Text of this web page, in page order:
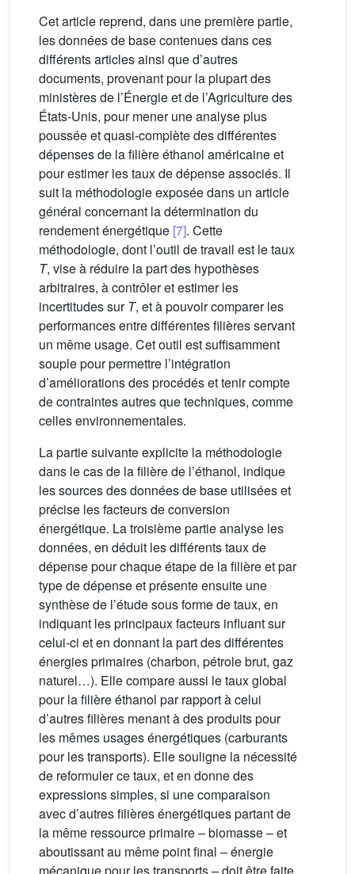
Cet article reprend, dans une première partie,
les données de base contenues dans ces
différents articles ainsi que d’autres
documents, provenant pour la plupart des
ministères de l’Énergie et de l’Agriculture des
États-Unis, pour mener une analyse plus
poussée et quasi-complète des différentes
dépenses de la filière éthanol américaine et
pour estimer les taux de dépense associés. Il
suit la méthodologie exposée dans un article
général concernant la détermination du
rendement énergétique [7]. Cette
méthodologie, dont l’outil de travail est le taux
T, vise à réduire la part des hypothèses
arbitraires, à contrôler et estimer les
incertitudes surT, et à pouvoir comparer les
performances entre différentes filières servant
un même usage. Cet outil est suffisamment
souple pour permettre l’intégration
d’améliorations des procédés et tenir compte
de contraintes autres que techniques, comme
celles environnementales.
La partie suivante explicite la méthodologie
dans le cas de la filière de l’éthanol, indique
les sources des données de base utilisées et
précise les facteurs de conversion
énergétique. La troisième partie analyse les
données, en déduit les différents taux de
dépense pour chaque étape de la filière et par
type de dépense et présente ensuite une
synthèse de l’étude sous forme de taux, en
indiquant les principaux facteurs influant sur
celui-ci et en donnant la part des différentes
énergies primaires (charbon, pétrole brut, gaz
naturel…). Elle compare aussi le taux global
pour la filière éthanol par rapport à celui
d’autres filières menant à des produits pour
les mêmes usages énergétiques (carburants
pour les transports). Elle souligne la nécessité
de reformuler ce taux, et en donne des
expressions simples, si une comparaison
avec d’autres filières énergétiques partant de
la même ressource primaire – biomasse – et
aboutissant au même point final – énergie